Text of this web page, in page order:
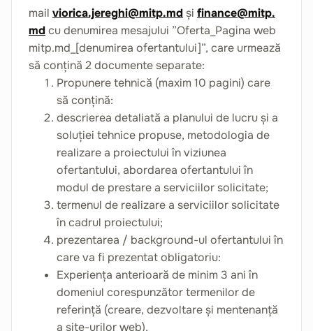
mail viorica.jereghi@mitp.md și finance@mitp.
mdcu denumirea mesajului ”Oferta_Pagina web
mitp.md_[denumirea ofertantului]”, care urmează
să conțină 2 documente separate:
Propunere tehnică (maxim 10 pagini) care
să conțină:
descrierea detaliată a planului de lucru și a
soluției tehnice propuse, metodologia de
realizare a proiectului în viziunea
ofertantului, abordarea ofertantului în
modul de prestare a serviciilor solicitate;
termenul de realizare a serviciilor solicitate
în cadrul proiectului;
prezentarea / background-ul ofertantului în
care va fi prezentat obligatoriu:
Experiența anterioară de minim 3 ani în
domeniul corespunzător termenilor de
referință (creare, dezvoltare și mentenanță
a site-urilor web).